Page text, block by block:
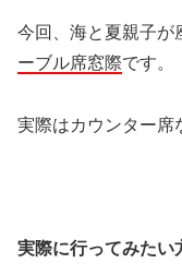
今回、海と夏親子が
ーブル席窓際です。
実際はカウンター席
実際に行ってみたい